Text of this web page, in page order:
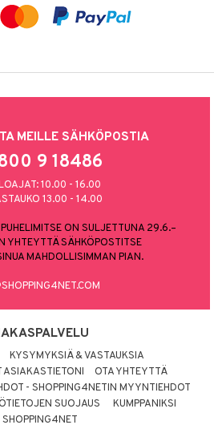
MEILLE SÄHKÖPOSTIA
9 18486
10.00 - 16.00
13.00 - 14.00
ON SULJETTUNA 29.6.–
YHTEYTTÄ SÄHKÖPOSTITSE
MAHDOLLISIMMAN PIAN.
KYSYMYKSIÄ & VASTAUKSIA
ASIAKASTIETONI
OTA YHTEYTTÄ
- SHOPPING4NETIN MYYNTIEHDOT
SUOJAUS
KUMPPANIKSI
SHOPPING4NET